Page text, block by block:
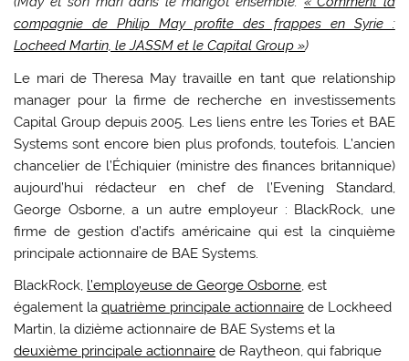
compagnie de Philip May profite des frappes en Syrie :
Locheed Martin, le JASSM et le Capital Group »)
Le mari de Theresa May travaille en tant que relationship
manager pour la firme de recherche en investissements
Capital Group depuis 2005. Les liens entre les Tories et BAE
Systems sont encore bien plus profonds, toutefois. L’ancien
chancelier de l’Échiquier (ministre des finances britannique)
aujourd’hui rédacteur en chef de l’Evening Standard,
George Osborne, a un autre employeur : BlackRock, une
firme de gestion d’actifs américaine qui est la cinquième
principale actionnaire de BAE Systems.
BlackRock, l’employeuse de George Osborne, est
également laquatrième principale actionnaire de Lockheed
Martin, la dizième actionnaire de BAE Systems et la
deuxième principale actionnaire de Raytheon, qui fabrique